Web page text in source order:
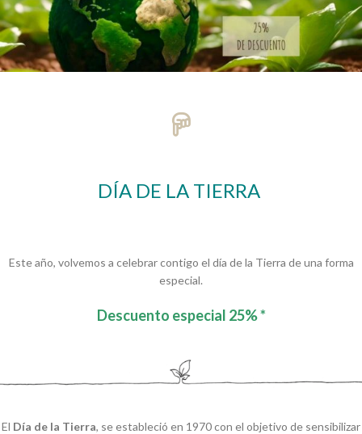
DÍA DE LA TIERRA
Este año, volvemos a celebrar contigo el día de la Tierra de una forma
especial.
Descuento especial 25% *
El Día de la Tierra, se estableció en 1970 con el objetivo de sensibilizar